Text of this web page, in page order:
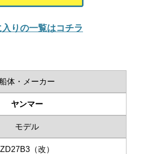
りの一覧はコチラ
体・メーカー
ヤンマー
モデル
ZD27B3（改）